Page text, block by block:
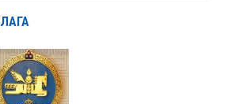
“Монгол Улсын хөгжлийн банк” ХХК-ийн